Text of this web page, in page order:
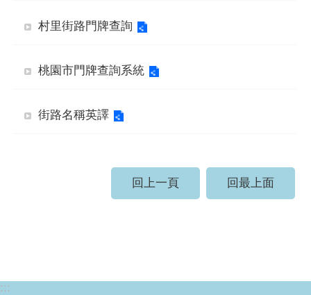
村里街路門牌查詢
桃園市門牌查詢系統
街路名稱英譯
回上一頁 回最上面
:::